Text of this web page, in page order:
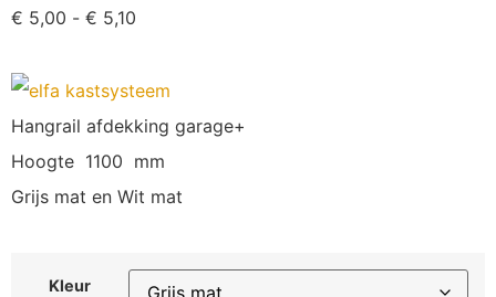
€ 5,00 - € 5,10
Hangrail afdekking garage+
Hoogte 1100 mm
Grijs mat en Wit mat
Kleur